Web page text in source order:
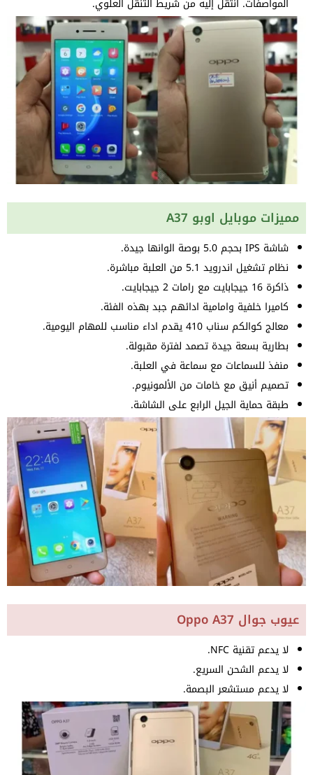
مميزات موبايل اوبو A37
شاشة IPS بحجم 5.0 بوصة الوانها جيدة.
نظام تشغيل اندرويد 5.1 من العلبة مباشرة.
ذاكرة 16 جيجابايت مع رامات 2 جيجابايت.
كاميرا خلفية وامامية ادائهم جبد بهذه الفئة.
معالج كوالكم سناب 410 يقدم اداء مناسب للمهام اليومية.
بطارية بسعة جيدة تصمد لفترة مقبولة.
منفذ للسماعات مع سماعة في العلبة.
تصميم أنيق مع خامات من الألمونيوم.
طبقة حماية الجيل الرابع على الشاشة.
عيوب جوال Oppo A37
لا يدعم تقنية NFC.
لا يدعم الشحن السريع.
لا يدعم مستشعر البصمة.